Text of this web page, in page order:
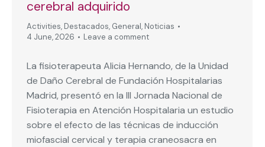
cerebral adquirido
Activities, Destacados, General, Noticias
4 June, 2026
Leave a comment
La fisioterapeuta Alicia Hernando, de la Unidad
de Daño Cerebral de Fundación Hospitalarias
Madrid, presentó en la III Jornada Nacional de
Fisioterapia en Atención Hospitalaria un estudio
sobre el efecto de las técnicas de inducción
miofascial cervical y terapia craneosacra en